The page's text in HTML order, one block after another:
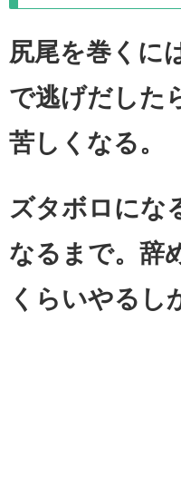
尻尾を巻くに
で逃げだした
苦しくなる。
ズタボロにな
なるまで。辞
くらいやるし